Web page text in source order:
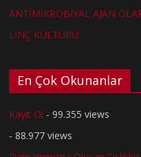
ANTİMİKROBİYAL AJAN
LİNÇ KÜLTÜRÜ
En Çok Okunanlar
Kayıt Ol - 99.355 views
- 88.977 views